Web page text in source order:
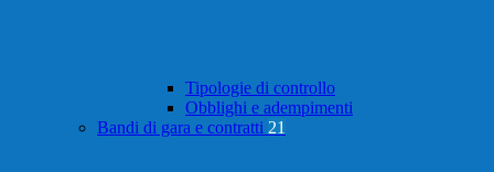
Tipologie di controllo
Obblighi e adempimenti
Bandi di gara e contratti 21